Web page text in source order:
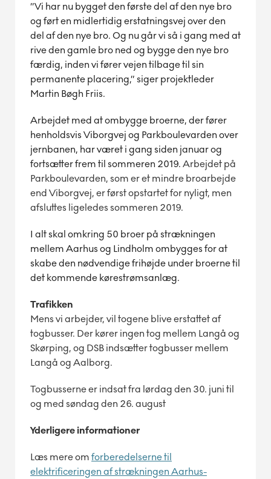
”Vi har nu bygget den første del af den nye bro
og ført en midlertidig erstatningsvej over den
del af den nye bro. Og nu går vi så i gang med at
rive den gamle bro ned og bygge den nye bro
færdig, inden vi fører vejen tilbage til sin
permanente placering,” siger projektleder
Martin Bøgh Friis.
Arbejdet med at ombygge broerne, der fører
henholdsvis Viborgvej og Parkboulevarden over
jernbanen, har været i gang siden januar og
fortsætter frem til sommeren 2019. Arbejdet på
Parkboulevarden, som er et mindre broarbejde
end Viborgvej, er først opstartet for nyligt, men
afsluttes ligeledes sommeren 2019.
I alt skal omkring 50 broer på strækningen
mellem Aarhus og Lindholm ombygges for at
skabe den nødvendige frihøjde under broerne til
det kommende kørestrømsanlæg.
Trafikken
Mens vi arbejder, vil togene blive erstattet af
togbusser. Der kører ingen tog mellem Langå og
Skørping, og DSB indsætter togbusser mellem
Langå og Aalborg.
Togbusserne er indsat fra lørdag den 30. juni til
og med søndag den 26. august
Yderligere informationer
Læs mere om forberedelserne til
elektrificeringen af strækningen Aarhus-